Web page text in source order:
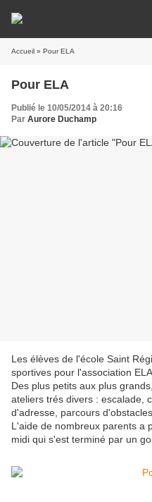
Accueil » Pour ELA
Pour ELA
Publié le 10/05/2014 à 20:16
Par Aurore Duchamp
Les élèves de l'école Saint
sportives pour l'association
Des plus petits aux plus
ateliers trés divers : escalade,
d'adresse, parcours
L'aide de nombreux parents a
midi qui s'est terminé par un